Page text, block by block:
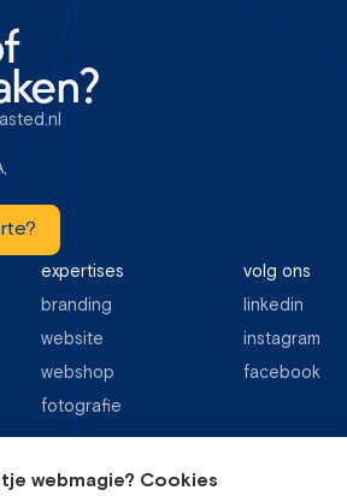
expertises
branding
website
webshop
fotografie
volg ons
linkedin
instagram
facebook
webmagie? Cookies